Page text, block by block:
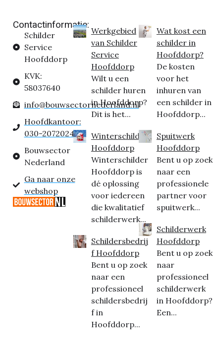
Contactinformatie:
Schilder
Service
Hoofddorp
KVK:
58037640
info@bouwsectornederland.nl
Hoofdkantoor:
030-2072024
Bouwsector
Nederland
Ga naar onze
webshop
Werkgebied
van Schilder
Service
Hoofddorp
Wilt u een
schilder huren
in Hoofddorp?
Dit is het...
Winterschilder
Hoofddorp
Winterschilder
Hoofddorp is
dé oplossing
voor iedereen
die kwalitatief
schilderwerk...
Schildersbedrij
f Hoofddorp
Bent u op zoek
naar een
professioneel
schildersbedrij
f in
Hoofddorp...
Wat kost een
schilder in
Hoofddorp?
De kosten
voor het
inhuren van
een schilder in
Hoofddorp...
Spuitwerk
Hoofddorp
Bent u op zoek
naar een
professionele
partner voor
spuitwerk...
Schilderwerk
Hoofddorp
Bent u op zoek
naar
professioneel
schilderwerk
in Hoofddorp?
Een...